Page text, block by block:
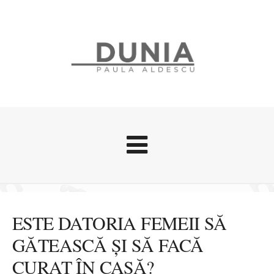
Stari afective
Zice Dunia
Călătorii
Cursuri povestite
ESTE DATORIA FEMEII SĂ
GĂTEASCĂ ȘI SĂ FACĂ
CURAT ÎN CASĂ?